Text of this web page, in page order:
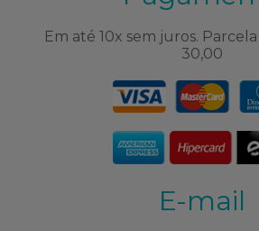
Em até 10x sem juros.
30,00
E-mail